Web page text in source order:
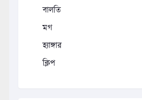
বালতি
মগ
হ্যাঙ্গার
ক্লিপ